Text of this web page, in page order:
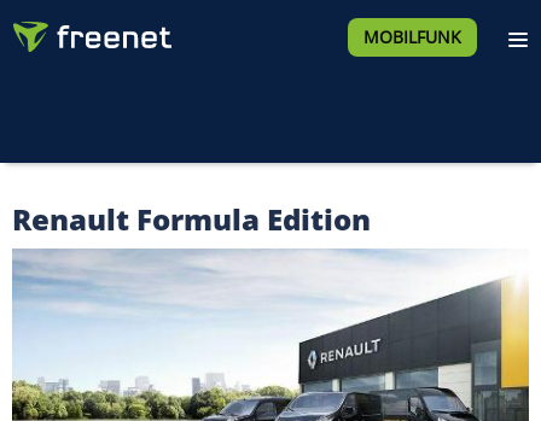
MOBILFUNK
Renault Formula Edition